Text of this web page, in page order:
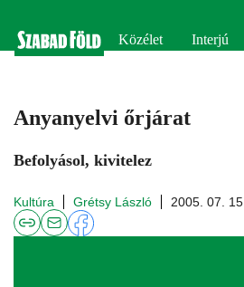
Közélet Interjú
Anyanyelvi őrjárat
Befolyásol, kivitelez
Kultúra Grétsy László 2005. 07. 15.